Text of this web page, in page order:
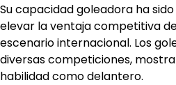
Su capacidad goleadora ha
elevar la ventaja competitiva
escenario internacional. Los
diversas competiciones,
habilidad como delantero.